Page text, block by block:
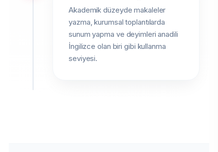
Akademik düzeyde makaleler
yazma, kurumsal toplantılarda
sunum yapma ve deyimleri anadili
İngilizce olan biri gibi kullanma
seviyesi.